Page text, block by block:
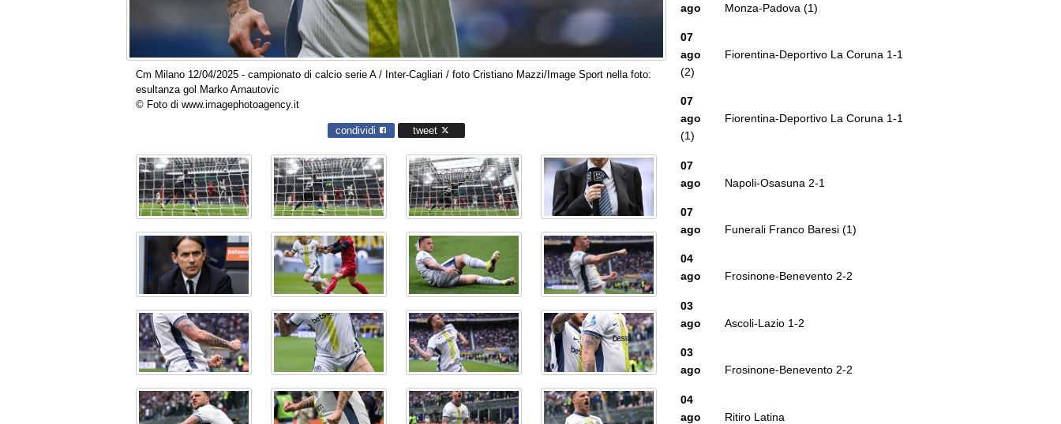
Cm Milano 12/04/2025 - campionato di calcio serie A / Inter-Cagliari / foto Cristiano Mazzi/Image Sport nella foto:
esultanza gol Marko Arnautovic
© Foto di www.imagephotoagency.it
condividi tweet
ago
Monza-Padova (1)
07
ago
Fiorentina-Deportivo La Coruna 1-1
(2)
07
ago
Fiorentina-Deportivo La Coruna 1-1
(1)
07
ago
Napoli-Osasuna 2-1
07
ago
Funerali Franco Baresi (1)
04
ago
Frosinone-Benevento 2-2
03
ago
Ascoli-Lazio 1-2
03
ago
Frosinone-Benevento 2-2
04
ago
Ritiro Latina